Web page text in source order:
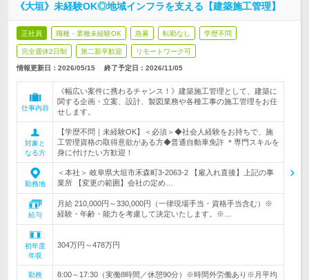
《大垣》未経験OK◎地域インフラを支える【建築施工管理】
正社員 職種・業種未経験OK 急募 転勤なし 学歴不問
完全週休2日制 第二新卒歓迎 リモートワーク可
情報更新日：2026/05/15 終了予定日： 2026/11/05
仕事内容
《幅広い案件に携わるチャンス！》建築施工管理として、建築に
関する企画・立案、設計、製図業務や各種工事の施工管理をお任
せします。
対象と
なる方
【学歴不問｜未経験OK】＜必須＞◆社会人経験をお持ちで、施
工管理資格の取得意欲がある方◆普通自動車免許 ＊専門スキルを
身に付けたい方歓迎！
勤務地
＜本社＞ 岐阜県大垣市禾森町3-2063-2 【雇入れ直後】上記の事
業所 【変更の範囲】会社の定め…
給与
月給 210,000円～330,000円（一律現場手当・資格手当含む）※
経験・年齢・能力を考慮して決定いたします。※…
初年度
年収
304万円～478万円
勤務
8:00～17:30（実働8時間／休憩90分）※時間外労働あり※月平均